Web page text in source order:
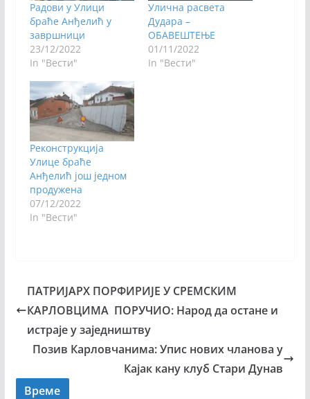
Радови у Улици
браће Анђелић у
завршници
23/12/2022
In "Вести"
Улична расвета
Дудара –
ОБАВЕШТЕЊЕ
01/11/2022
In "Вести"
Реконструкција
Улице браће
Анђелић још једном
продужена
07/12/2022
In "Вести"
ПАТРИЈАРХ ПОРФИРИЈЕ У СРЕМСКИМ
КАРЛОВЦИМА ПОРУЧИО: Народ да остане и
истраје у заједништву
Позив Карловчанима: Упис нових чланова у
Кајак кану клуб Стари Дунав
Време